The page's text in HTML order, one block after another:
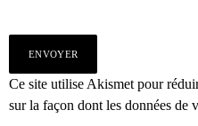
Ce site utilise Akismet pour
sur la façon dont les données de